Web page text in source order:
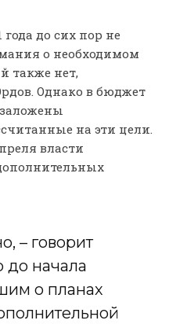
до сих пор не
о необходимом
также нет,
Однако в бюджет
на эти цели.
власти
– говорит
до начала
о планах